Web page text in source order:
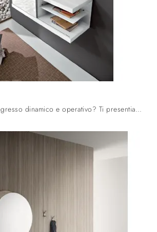
Vuoi allestire un ingresso dinamico e operativo? Ti presentiamo il mobile Kelly di La Primavera in vetro, perfetto per spazi moderni.